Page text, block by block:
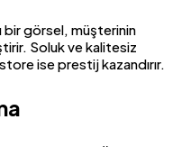
bir görsel, müşterinin
Soluk ve kalitesiz
ise prestij kazandırır.